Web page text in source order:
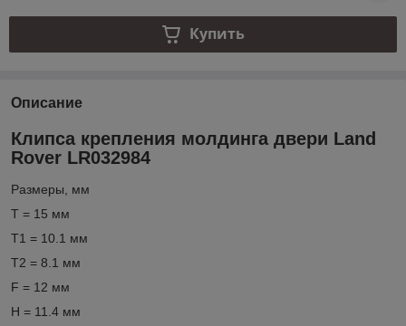
Купить
Описание
Клипса крепления молдинга двери Land
Rover LR032984
Размеры, мм
T = 15 мм
T1 = 10.1 мм
T2 = 8.1 мм
F = 12 мм
H = 11.4 мм